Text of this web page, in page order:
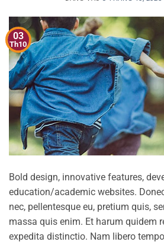
03
Th10
Bold design, innovative features,
education/academic websites.
nec, pellentesque eu, pretium quis,
massa quis enim. Et harum quidem
expedita distinctio. Nam libero